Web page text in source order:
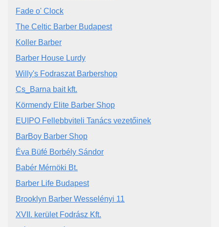
Fade o' Clock
The Celtic Barber Budapest
Koller Barber
Barber House Lurdy
Willy's Fodraszat Barbershop
Cs_Barna bait kft.
Körmendy Elite Barber Shop
EUIPO Fellebbviteli Tanács vezetőinek
BarBoy Barber Shop
Éva Büfé Borbély Sándor
Babér Mérnöki Bt.
Barber Life Budapest
Brooklyn Barber Wesselényi 11
XVII. kerület Fodrász Kft.